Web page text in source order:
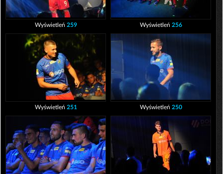
Wyświetleń 259 Wyświetleń 256
Wyświetleń 251 Wyświetleń 250